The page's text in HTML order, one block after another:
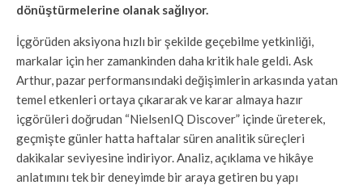
dönüştürmelerine olanak sağlıyor.
İçgörüden aksiyona hızlı bir şekilde geçebilme yetkinliği,
markalar için her zamankinden daha kritik hale geldi. Ask
Arthur, pazar performansındaki değişimlerin arkasında yatan
temel etkenleri ortaya çıkararak ve karar almaya hazır
içgörüleri doğrudan “NielsenIQ Discover” içinde üreterek,
geçmişte günler hatta haftalar süren analitik süreçleri
dakikalar seviyesine indiriyor. Analiz, açıklama ve hikâye
anlatımını tek bir deneyimde bir araya getiren bu yapı